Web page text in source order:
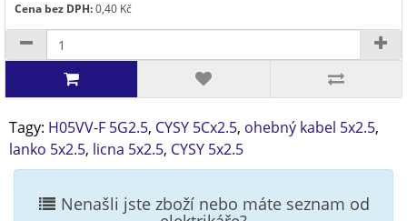
Cena bez DPH:0,40 Kč
Tagy: H05VV-F 5G2.5, CYSY 5Cx2.5, ohebný kabel 5x2.5,
lanko 5x2.5, licna 5x2.5, CYSY 5x2.5
Nenašli jste zboží nebo máte seznam od